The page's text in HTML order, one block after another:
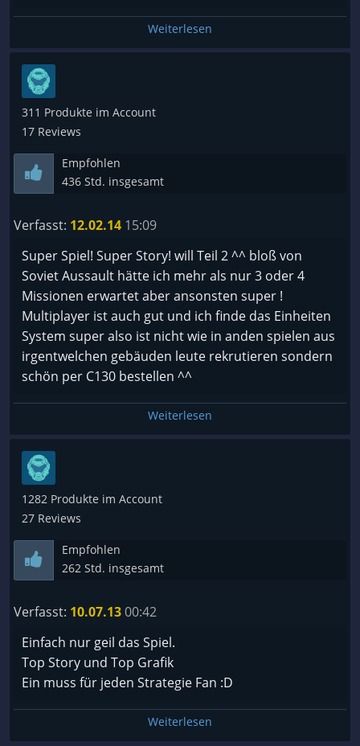
Weiterlesen
311 Produkte im Account
17 Reviews
Empfohlen
436 Std. insgesamt
Verfasst: 12.02.14 15:09
Super Spiel! Super Story! will Teil 2 ^^ bloß von
Soviet Aussault hätte ich mehr als nur 3 oder 4
Missionen erwartet aber ansonsten super !
Multiplayer ist auch gut und ich finde das Einheiten
System super also ist nicht wie in anden spielen aus
irgentwelchen gebäuden leute rekrutieren sondern
schön per C130 bestellen ^^
Weiterlesen
1282 Produkte im Account
27 Reviews
Empfohlen
262 Std. insgesamt
Verfasst: 10.07.1300:42
Einfach nur geil das Spiel.
Top Story und Top Grafik
Ein muss für jeden Strategie Fan :D
Weiterlesen